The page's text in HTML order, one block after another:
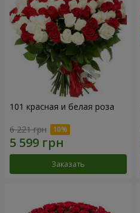
101 красная и белая роза
6 221 грн
Заказать